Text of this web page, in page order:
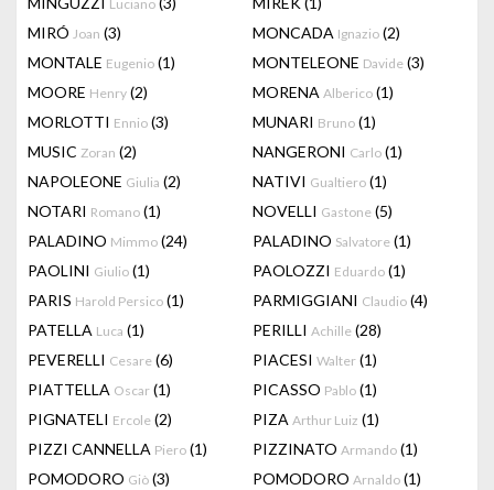
Luciano
MIRÓ Joan (3) MONCADA Ignazio (2)
MONTALE Eugenio (1) MONTELEONE Davide (3)
MOORE Henry (2) MORENA Alberico (1)
MORLOTTI Ennio (3) MUNARI Bruno (1)
MUSIC Zoran (2) NANGERONI Carlo (1)
NAPOLEONE Giulia (2) NATIVI Gualtiero (1)
NOTARI Romano (1) NOVELLI Gastone (5)
PALADINO Mimmo (24) PALADINO Salvatore (1)
PAOLINI Giulio (1) PAOLOZZI Eduardo (1)
PARIS Harold Persico (1) PARMIGGIANI Claudio (4)
PATELLA Luca (1) PERILLI Achille (28)
PEVERELLI Cesare (6) PIACESI Walter (1)
PIATTELLA Oscar (1) PICASSO Pablo (1)
PIGNATELI Ercole (2) PIZA Arthur Luiz (1)
PIZZI CANNELLA Piero (1) PIZZINATO Armando (1)
POMODORO Giò (3) POMODORO Arnaldo (1)